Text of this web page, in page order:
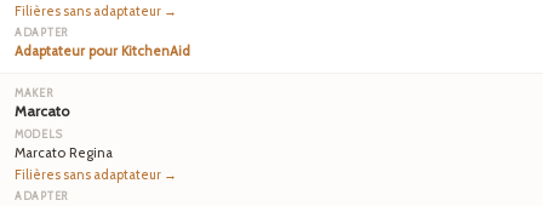
Filières sans adaptateur →
Adaptateur pour KitchenAid
Marcato
Marcato Regina
Filières sans adaptateur →